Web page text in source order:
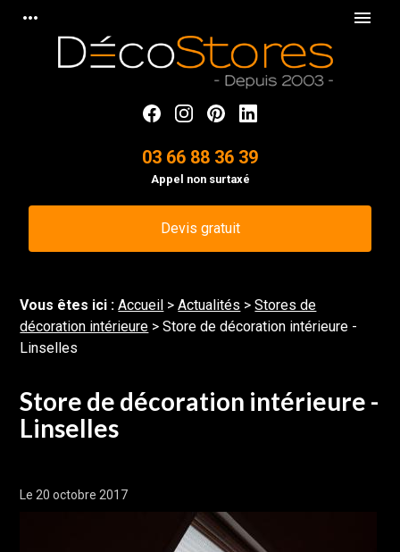
more_horiz menu
03 66 88 36 39
Appel non surtaxé
Devis gratuit
Vous êtes ici : Accueil >Actualités >Stores de
décoration intérieure > Store de décoration intérieure -
Linselles
Store de décoration intérieure -
Linselles
Le 20 octobre 2017